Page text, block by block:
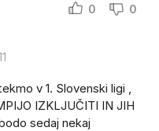
0 0
v 1. Slovenski ligi ,
IZKLJUČITI IN JIH
sedaj nekaj